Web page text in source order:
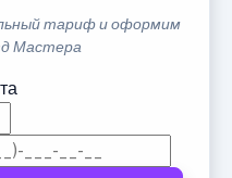
тариф и оформим
Мастера